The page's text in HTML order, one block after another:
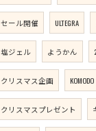
セール開催 ULTEGRA
塩ジェル ようかん
クリスマス企画 KOMODO
クリスマスプレゼント